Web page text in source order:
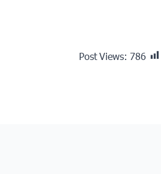
Post Views: 786